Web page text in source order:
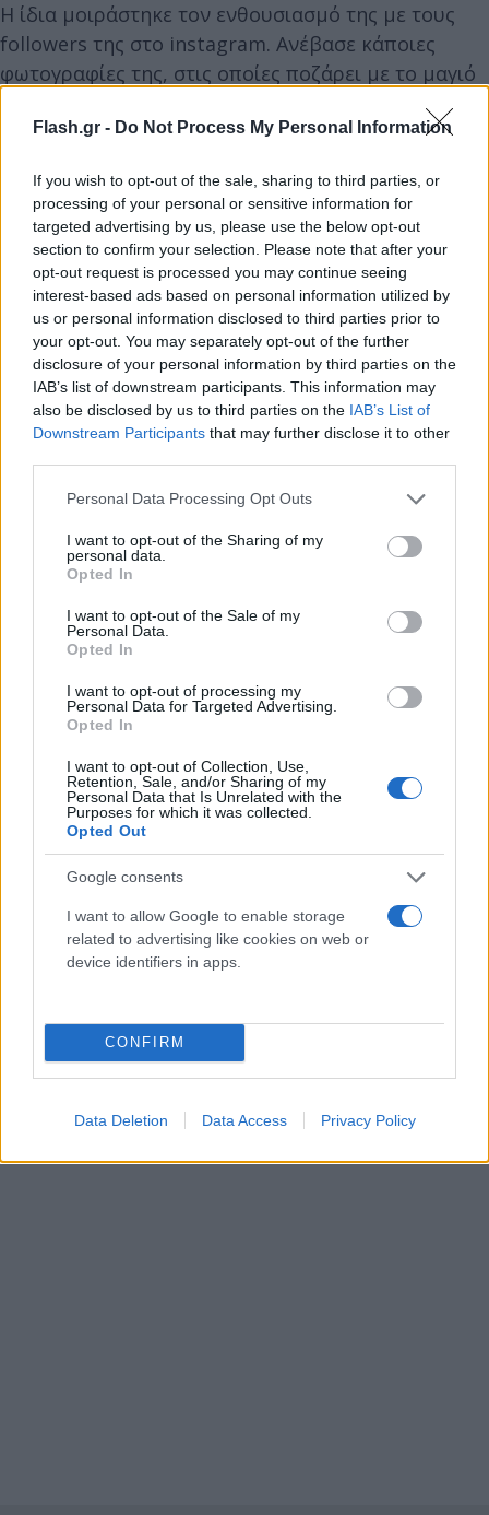
Flash.gr - Do Not Process My Personal Information
If you wish to opt-out of the sale, sharing to third parties, or
processing of your personal or sensitive information for
targeted advertising by us, please use the below opt-out
section to confirm your selection. Please note that after your
opt-out request is processed you may continue seeing
interest-based ads based on personal information utilized by
us or personal information disclosed to third parties prior to
your opt-out. You may separately opt-out of the further
disclosure of your personal information by third parties on the
IAB’s list of downstream participants. This information may
also be disclosed by us to third parties on the IAB’s List of
Downstream Participants that may further disclose it to other
Please note that this website/app uses one or more Google
not limited to your visit or usage behaviour. You may click to
grant or deny consent to Google and its third-party tags to
use your data for below specified purposes in below Google
consent section.
Personal Data Processing Opt Outs
I want to opt-out of the Sharing of my
personal data.
Opted In
I want to opt-out of the Sale of my
Personal Data.
Opted In
I want to opt-out of processing my
Personal Data for Targeted Advertising.
Opted In
I want to opt-out of Collection, Use,
Retention, Sale, and/or Sharing of my
Personal Data that Is Unrelated with the
Purposes for which it was collected.
Opted Out
Google consents
I want to allow Google to enable storage
related to advertising like cookies on web or
device identifiers in apps.
CONFIRM
Data Deletion Data Access Privacy Policy
Η ίδια μοιράστηκε τον ενθουσιασμό της με τους
followers της στο instagram. Ανέβασε κάποιες
φωτογραφίες της, στις οποίες ποζάρει με το μαγιό
πανευτυχής.
Στη λεζάντα έγραψε:
«Η απερίγραπτη χαρά μου
όταν αργά το απόγευμα, που πέφτουν τα
επικίνδυνα UV… μπορώ και εγώ πλέον να
απολαύσω λίγο τον ήλιο και τις όμορφες παραλίες
Δείτε τις φωτογραφίες της